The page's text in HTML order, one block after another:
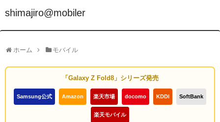
shimajiro@mobiler
ホーム モバイル
「Galaxy Z Fold8」シリーズ発売
Samsung公式 Amazon 楽天市場 docomo KDDI SoftBank
楽天モバイル